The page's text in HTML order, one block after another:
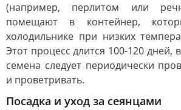
(например, перлитом или
помещают в контейнер,
холодильнике при низких
Этот процесс длится 100-120 дней,
семена следует периодически
и проветривать.
Посадка и уход за сеянцами